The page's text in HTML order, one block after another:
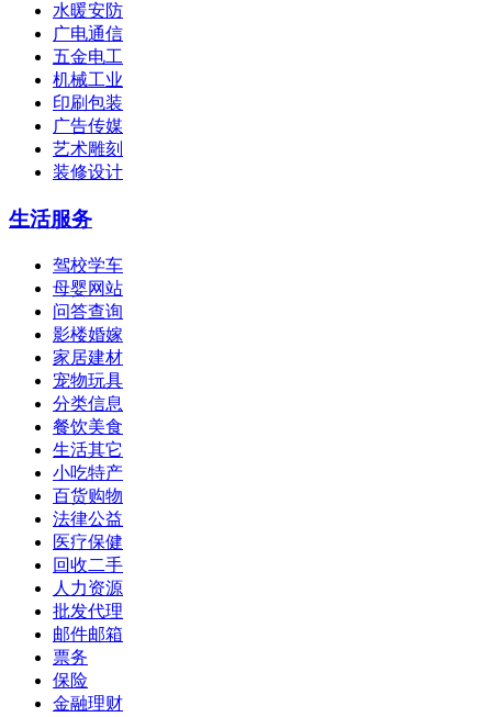
水暖安防
广电通信
五金电工
机械工业
印刷包装
广告传媒
艺术雕刻
装修设计
生活服务
驾校学车
母婴网站
问答查询
影楼婚嫁
家居建材
宠物玩具
分类信息
餐饮美食
生活其它
小吃特产
百货购物
法律公益
医疗保健
回收二手
人力资源
批发代理
邮件邮箱
票务
保险
金融理财